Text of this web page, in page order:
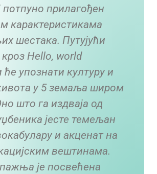
потпуно прилагођен
карактеристикама
шестака. Путујући
Hello, world
ће упознати културу и
у 5 земаља широм
што га издваја од
јесте темељан
и акценат на
вештинама.
је посвећена